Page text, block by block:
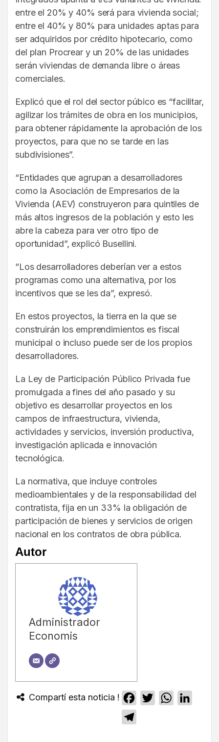
entre el 20% y 40% será para vivienda social;
entre el 40% y 80% para unidades aptas para
ser adquiridos por crédito hipotecario, como
del plan Procrear y un 20% de las unidades
serán viviendas de demanda libre o áreas
comerciales.
Explicó que el rol del sector púbico es “facilitar,
agilizar los trámites de obra en los municipios,
para obtener rápidamente la aprobación de los
proyectos, para que no se tarde en las
subdivisiones”.
“Entidades que agrupan a desarrolladores
como la Asociación de Empresarios de la
Vivienda (AEV) construyeron para quintiles de
más altos ingresos de la población y esto les
abre la cabeza para ver otro tipo de
oportunidad”, explicó Busellini.
“Los desarrolladores deberían ver a estos
programas como una alternativa, por los
incentivos que se les da”, expresó.
En estos proyectos, la tierra en la que se
construirán los emprendimientos es fiscal
municipal o incluso puede ser de los propios
desarrolladores.
La Ley de Participación Público Privada fue
promulgada a fines del año pasado y su
objetivo es desarrollar proyectos en los
campos de infraestructura, vivienda,
actividades y servicios, inversión productiva,
investigación aplicada e innovación
tecnológica.
La normativa, que incluye controles
medioambientales y de la responsabilidad del
contratista, fija en un 33% la obligación de
participación de bienes y servicios de origen
nacional en los contratos de obra pública.
Autor
Administrador
Economis
Compartí esta noticia ! Facebook
TwitterWhatsApp